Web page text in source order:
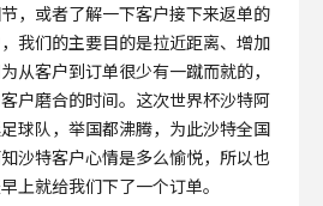
，或者了解一下客户接下来返单的
我们的主要目的是拉近距离、增加
从客户到订单很少有一蹴而就的，
户磨合的时间。这次世界杯沙特阿
球队，举国都沸腾，为此沙特全国
沙特客户心情是多么愉悦，所以也
上就给我们下了一个订单。